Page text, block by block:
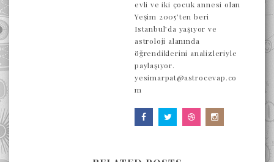
evli ve iki çocuk annesi olan
Yeşim 2005’ten beri
Istanbul’da yaşıyor ve
astroloji alanında
öğrendiklerini analizleriyle
paylaşıyor.
yesimarpat@astrocevap.co
m